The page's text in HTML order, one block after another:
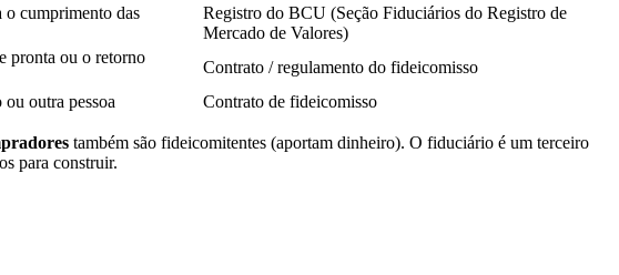
cumprimento das
Registro do BCU (Seção Fiduciários do Registro de
Mercado de Valores)
pronta ou o retorno
Contrato / regulamento do fideicomisso
outra pessoa Contrato de fideicomisso
também são fideicomitentes (aportam dinheiro). O fiduciário é um terceiro
para construir.